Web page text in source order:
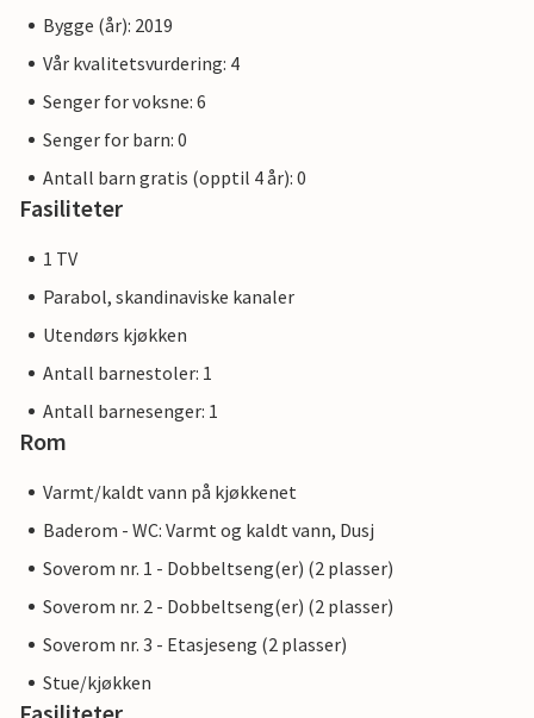
Bygge (år): 2019
Vår kvalitetsvurdering: 4
Senger for voksne: 6
Senger for barn: 0
Antall barn gratis (opptil 4 år): 0
Fasiliteter
1 TV
Parabol, skandinaviske kanaler
Utendørs kjøkken
Antall barnestoler: 1
Antall barnesenger: 1
Rom
Varmt/kaldt vann på kjøkkenet
Baderom - WC: Varmt og kaldt vann, Dusj
Soverom nr. 1 - Dobbeltseng(er) (2 plasser)
Soverom nr. 2 - Dobbeltseng(er) (2 plasser)
Soverom nr. 3 - Etasjeseng (2 plasser)
Stue/kjøkken